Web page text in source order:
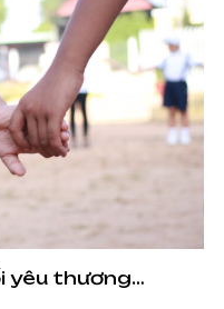
yêu thương…